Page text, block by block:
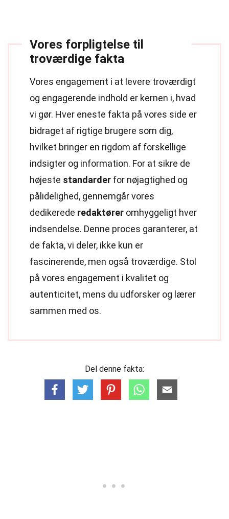
Vores forpligtelse til
troværdige fakta
Vores engagement i at levere troværdigt
og engagerende indhold er kernen i, hvad
vi gør. Hver eneste fakta på vores side er
bidraget af rigtige brugere som dig,
hvilket bringer en rigdom af forskellige
indsigter og information. For at sikre de
højeste standarder for nøjagtighed og
pålidelighed, gennemgår vores
dedikerede redaktører omhyggeligt hver
indsendelse. Denne proces garanterer, at
de fakta, vi deler, ikke kun er
fascinerende, men også troværdige. Stol
på vores engagement i kvalitet og
autenticitet, mens du udforsker og lærer
sammen med os.
Del denne fakta: